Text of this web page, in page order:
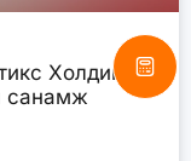
Холдинг
санамж